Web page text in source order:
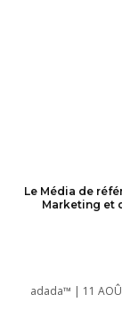
Le Média de
Marketing et
adada™ | 11